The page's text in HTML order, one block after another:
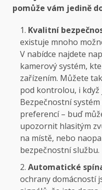
pomůže vám jedině
Kvalitní
existuje mnoho
V nabídce najdete
kamerový systém,
zařízením. Můžete
pod kontrolou, i
Bezpečnostní
preferencí – buď
upozornit hlasitým
na místě, nebo
bezpečnostní službu.
Automatické
ochrany domácností